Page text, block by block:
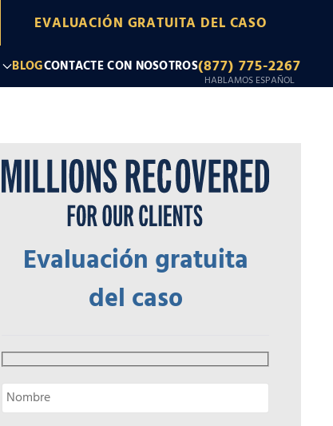
EVALUACIÓN GRATUITA DEL CASO
BLOGCONTACTE CON NOSOTROS(877) 775-2267
HABLAMOS ESPAÑOL
Evaluación gratuita
del caso